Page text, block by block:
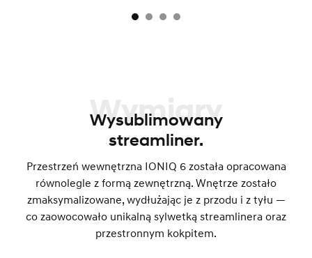
Wymiary
Wysublimowany
streamliner.
Przestrzeń wewnętrzna IONIQ 6 została opracowana
równolegle z formą zewnętrzną. Wnętrze zostało
zmaksymalizowane, wydłużając je z przodu i z tyłu —
co zaowocowało unikalną sylwetką streamlinera oraz
przestronnym kokpitem.